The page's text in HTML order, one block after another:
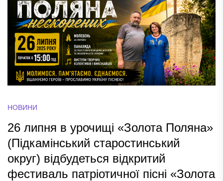
НОВИНИ
26 липня в урочищі «Золота Поляна»
(Підкамінський старостинський
округ) відбудеться відкритий
фестиваль патріотичної пісні «Золота